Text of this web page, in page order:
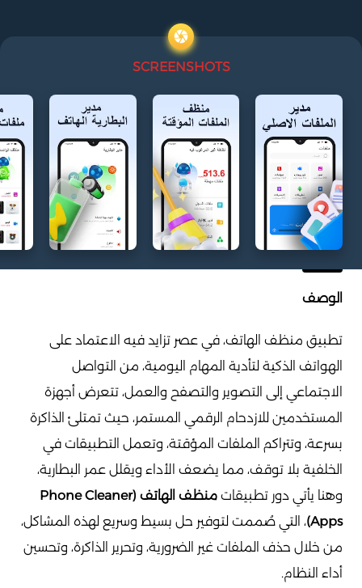
SCREENSHOTS
الوصف
تطبيق منظف الهاتف، في عصر تزايد فيه الاعتماد على
الهواتف الذكية لتأدية المهام اليومية، من التواصل
الاجتماعي إلى التصوير والتصفح والعمل، تتعرض أجهزة
المستخدمين للازدحام الرقمي المستمر، حيث تمتلئ الذاكرة
بسرعة، وتتراكم الملفات المؤقتة، وتعمل التطبيقات في
الخلفية بلا توقف، مما يضعف الأداء ويقلل عمر البطارية،
وهنا يأتي دور تطبيقات
منظف الهاتف (Phone Cleaner
Apps) ، التي صُممت لتوفير حل بسيط وسريع لهذه المشاكل،
من خلال حذف الملفات غير الضرورية، وتحرير الذاكرة، وتحسين
أداء النظام.